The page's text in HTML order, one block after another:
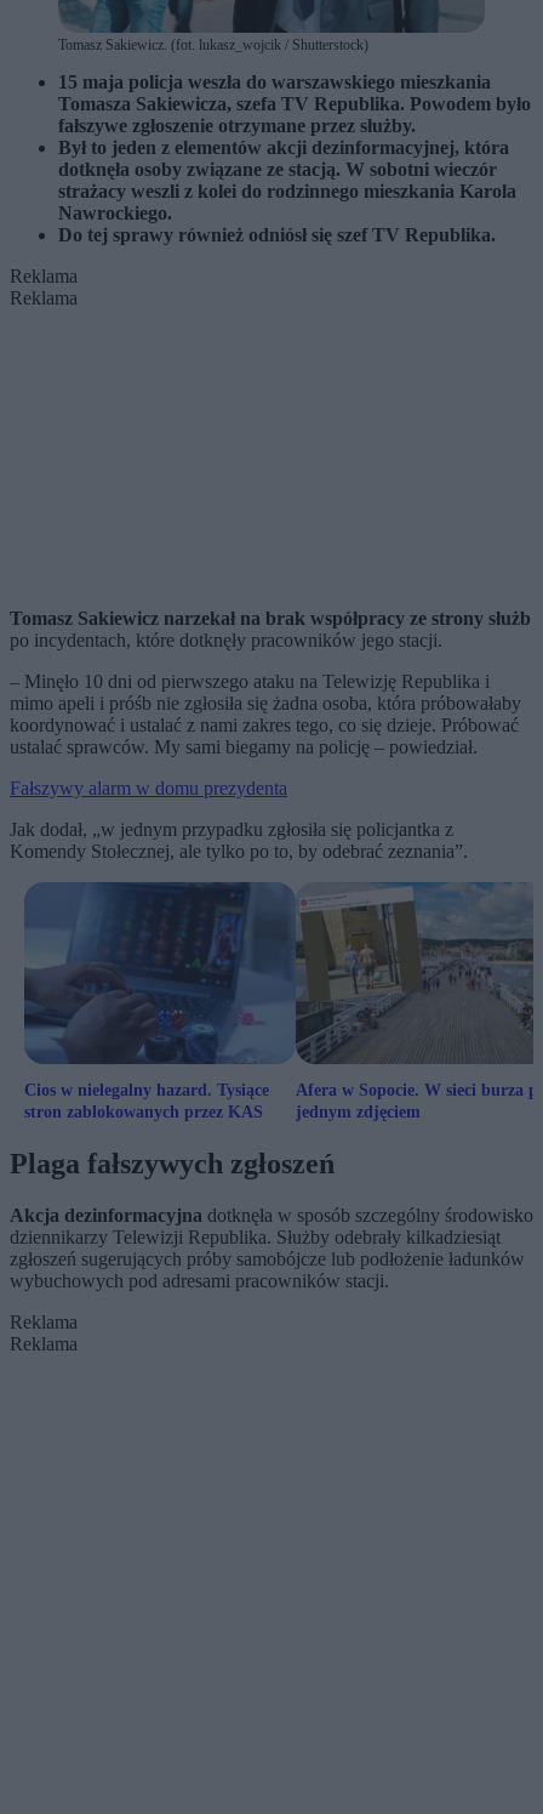
Tomasz Sakiewicz. (fot. lukasz_wojcik / Shutterstock)
15 maja policja weszła do warszawskiego mieszkania
Tomasza Sakiewicza, szefa TV Republika. Powodem było
fałszywe zgłoszenie otrzymane przez służby.
Był to jeden z elementów akcji dezinformacyjnej, która
dotknęła osoby związane ze stacją. W sobotni wieczór
strażacy weszli z kolei do rodzinnego mieszkania Karola
Nawrockiego.
Do tej sprawy również odniósł się szef TV Republika.
Reklama
Reklama
Tomasz Sakiewicz narzekał na brak współpracy ze strony służb
po incydentach, które dotknęły pracowników jego stacji.
– Minęło 10 dni od pierwszego ataku na Telewizję Republika i
mimo apeli i próśb nie zgłosiła się żadna osoba, która próbowałaby
koordynować i ustalać z nami zakres tego, co się dzieje. Próbować
ustalać sprawców. My sami biegamy na policję – powiedział.
Fałszywy alarm w domu prezydenta
Jak dodał, „w jednym przypadku zgłosiła się policjantka z
Komendy Stołecznej, ale tylko po to, by odebrać zeznania”.
Cios w nielegalny hazard. Tysiące
stron zablokowanych przez KAS
Afera w Sopocie. W sieci burza
jednym zdjęciem
Plaga fałszywych zgłoszeń
Akcja dezinformacyjna dotknęła w sposób szczególny środowisko
dziennikarzy Telewizji Republika. Służby odebrały kilkadziesiąt
zgłoszeń sugerujących próby samobójcze lub podłożenie ładunków
wybuchowych pod adresami pracowników stacji.
Reklama
Reklama